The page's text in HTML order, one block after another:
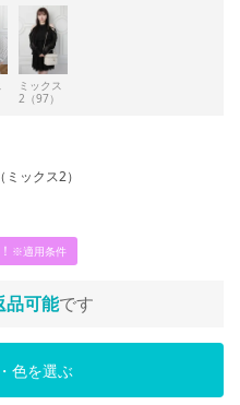
ミックス
2（97）
ックス2）
※適用条件
品可能です
色を選ぶ